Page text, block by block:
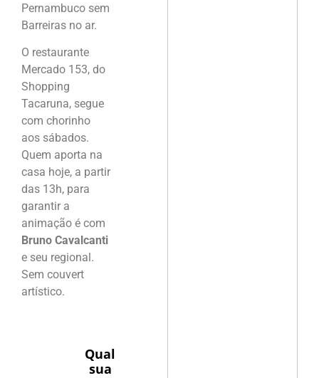
Pernambuco sem
Barreiras no ar.
O restaurante
Mercado 153, do
Shopping
Tacaruna, segue
com chorinho
aos sábados.
Quem aporta na
casa hoje, a partir
das 13h, para
garantir a
animação é com
Bruno Cavalcanti
e seu regional.
Sem couvert
artístico.
Qual
sua